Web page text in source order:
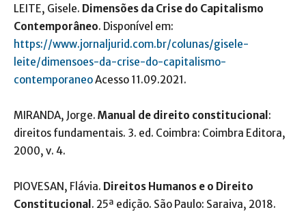
LEITE, Gisele. Dimensões da Crise do Capitalismo
Contemporâneo. Disponível em:
https://www.jornaljurid.com.br/colunas/gisele-
leite/dimensoes-da-crise-do-capitalismo-
contemporaneoAcesso 11.09.2021.
MIRANDA, Jorge. Manual de direito constitucional :
direitos fundamentais. 3. ed. Coimbra: Coimbra Editora,
2000, v. 4.
PIOVESAN, Flávia. Direitos Humanos e o Direito
Constitucional . 25ª edição. São Paulo: Saraiva, 2018.